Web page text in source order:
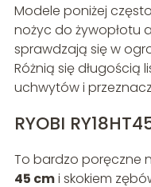
Modele poniżej
nożyc do żywopłotu
sprawdzają się w
Różnią się długością
uchwytów i
RYOBI
To bardzo poręczne
45 cmi skokiem